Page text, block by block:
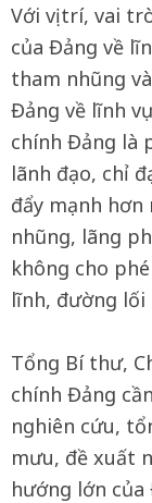
Với vị trí, vai
của Đảng về
tham nhũng
Đảng về lĩnh
chính Đảng là
lãnh đạo, chỉ
đẩy mạnh
nhũng, lãng
không cho
lĩnh, đường lối
Tổng Bí thư,
chính Đảng
nghiên cứu,
mưu, đề xuất
hướng lớn của